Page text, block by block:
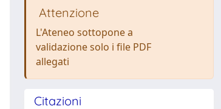
Attenzione
L'Ateneo sottopone a
validazione solo i file PDF
allegati
Citazioni